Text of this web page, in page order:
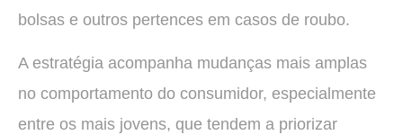
bolsas e outros pertences em casos de roubo.
A estratégia acompanha mudanças mais amplas
no comportamento do consumidor, especialmente
entre os mais jovens, que tendem a priorizar